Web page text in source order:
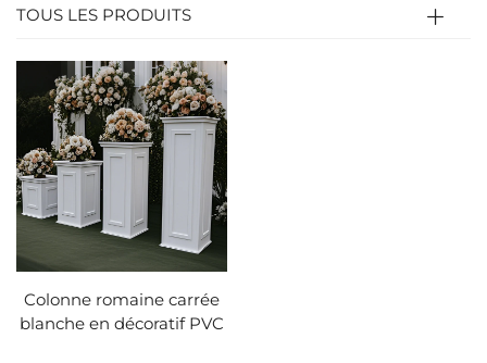
TOUS LES PRODUITS
Colonne romaine carrée
blanche en décoratif PVC